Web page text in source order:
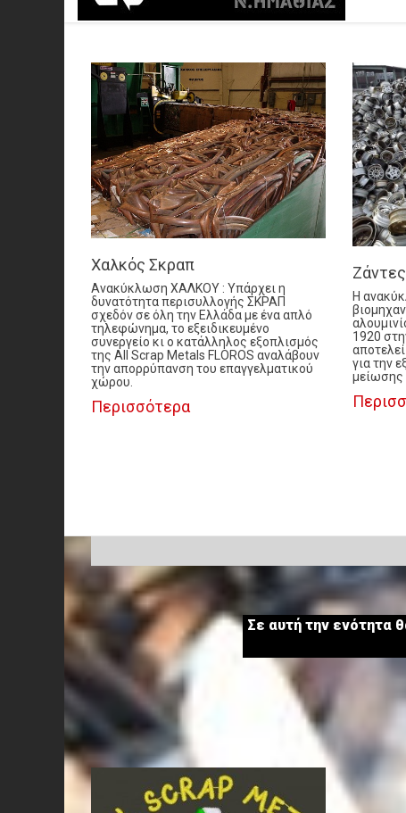
Χαλκός Σκραπ
Ανακύκλωση ΧΑΛΚΟΥ : Υπάρχει η
δυνατότητα περισυλλογής ΣΚΡΑΠ
σχεδόν σε όλη την Ελλάδα με ένα απλό
τηλεφώνημα, το εξειδικευμένο
συνεργείο κι ο κατάλληλος εξοπλισμός
της All Scrap Metals FLOROS αναλάβουν
την απορρύπανση του επαγγελματικού
χώρου.
Περισσότερα
Η
1920
για την
μείωσης
Σε αυτή την ενότητα
καλώδια χαλκού αλουμινίου σκραπ